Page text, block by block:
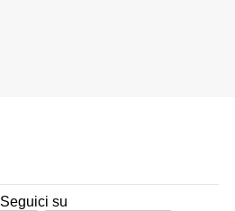
Seguici su